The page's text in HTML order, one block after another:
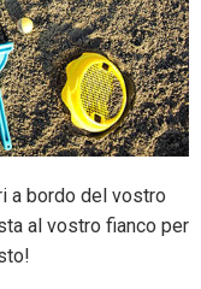
a bordo del vostro
al vostro fianco per